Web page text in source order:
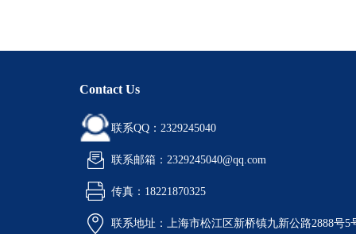
Contact Us
联系QQ：2329245040
联系邮箱：2329245040@qq.com
传真：18221870325
联系地址：上海市松江区新桥镇九新公路2888号5